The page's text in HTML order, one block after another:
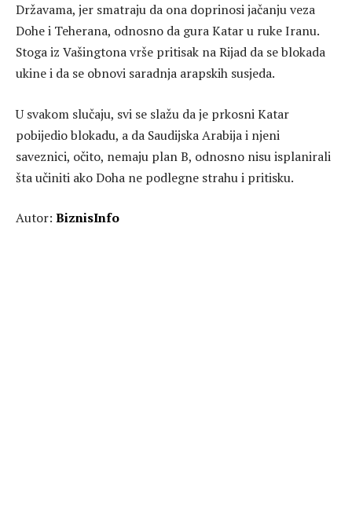
Državama, jer smatraju da ona doprinosi jačanju veza
Dohe i Teherana, odnosno da gura Katar u ruke Iranu.
Stoga iz Vašingtona vrše pritisak na Rijad da se blokada
ukine i da se obnovi saradnja arapskih susjeda.
U svakom slučaju, svi se slažu da je prkosni Katar
pobijedio blokadu, a da Saudijska Arabija i njeni
saveznici, očito, nemaju plan B, odnosno nisu isplanirali
šta učiniti ako Doha ne podlegne strahu i pritisku.
Autor: BiznisInfo